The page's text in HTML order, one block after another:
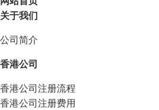
关于我们
公司简介
香港公司
香港公司注册流程
香港公司注册费用